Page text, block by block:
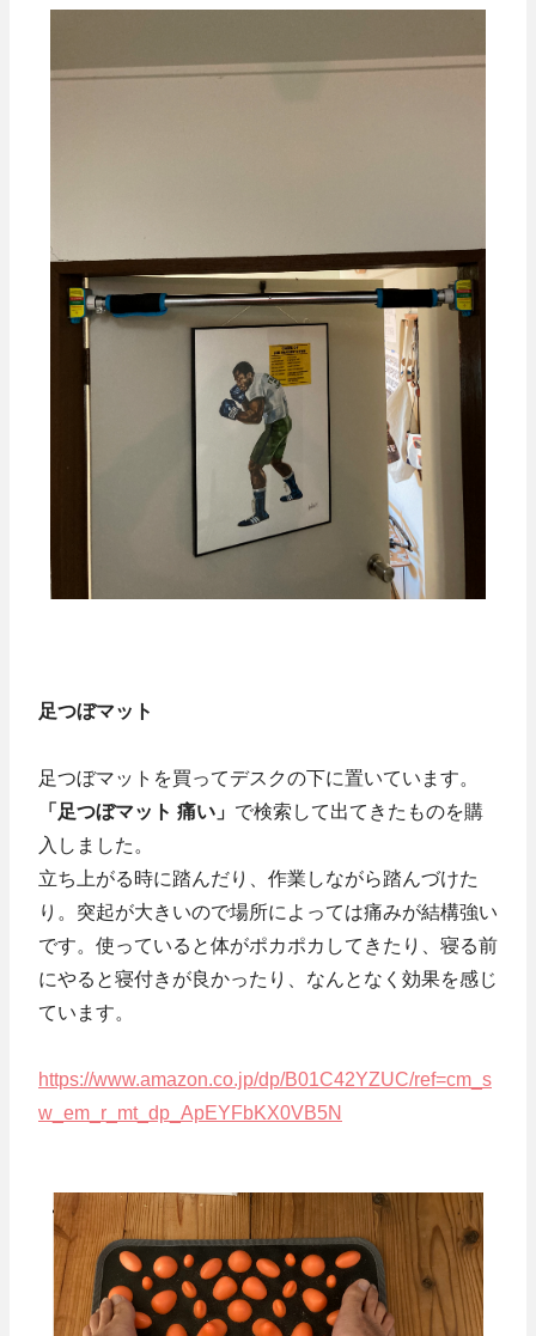
足つぼマット
足つぼマットを買ってデスクの下に置いています。
「足つぼマット 痛い」 で検索して出てきたものを購
入しました。
立ち上がる時に踏んだり、作業しながら踏んづけた
り。突起が大きいので場所によっては痛みが結構強い
です。使っていると体がポカポカしてきたり、寝る前
にやると寝付きが良かったり、なんとなく効果を感じ
ています。
https://www.amazon.co.jp/dp/B01C42YZUC/ref=cm_s
w_em_r_mt_dp_ApEYFbKX0VB5N